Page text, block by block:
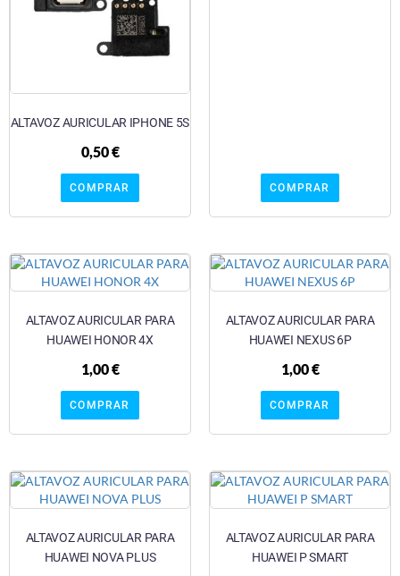
ALTAVOZ AURICULAR IPHONE 5S
0,50€
COMPRAR COMPRAR
ALTAVOZ AURICULAR PARA
HUAWEI HONOR 4X
1,00€
COMPRAR
ALTAVOZ AURICULAR PARA
HUAWEI NEXUS 6P
1,00€
COMPRAR
ALTAVOZ AURICULAR PARA
HUAWEI NOVA PLUS
ALTAVOZ AURICULAR PARA
HUAWEI P SMART